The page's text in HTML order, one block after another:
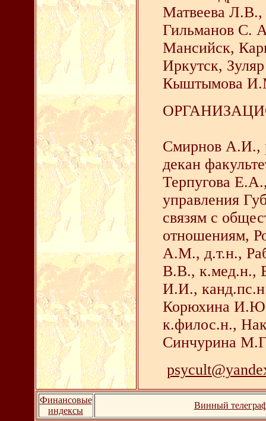
Матвеева
Гильманов С.
Мансийск,
Иркутск,
Кыштымова
Смирнов А.И.,
декан
Терпугова
управления
связям с
отношениям,
А.М., д.т.н.,
В.В., к.мед.н.,
И.И.,
Корюхина
к.филос.н.,
Синчурина
Финансовые
индексы
Винный